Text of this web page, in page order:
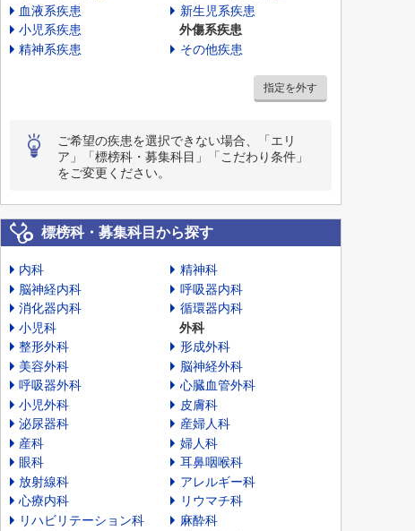
血液系疾患
新生児系疾患
小児系疾患
外傷系疾患
精神系疾患
その他疾患
指定を外す
ご希望の疾患を選択できない場合、「エリ
ア」「標榜科・募集科目」「こだわり条件」
をご変更ください。
標榜科・募集科目から探す
内科
精神科
脳神経内科
呼吸器内科
消化器内科
循環器内科
小児科
外科
整形外科
形成外科
美容外科
脳神経外科
呼吸器外科
心臓血管外科
小児外科
皮膚科
泌尿器科
産婦人科
産科
婦人科
眼科
耳鼻咽喉科
放射線科
アレルギー科
心療内科
リウマチ科
リハビリテーション科
麻酔科